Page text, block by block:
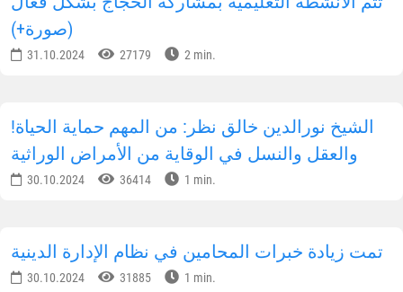
(صورة+)
31.10.2024 27179 2 min.
!الشيخ نورالدين خالق نظر: من المهم حماية الحياة
والعقل والنسل في الوقاية من الأمراض الوراثية
30.10.2024 36414 1 min.
تمت زيادة خبرات المحامين في نظام الإدارة الدينية
30.10.2024 31885 1 min.